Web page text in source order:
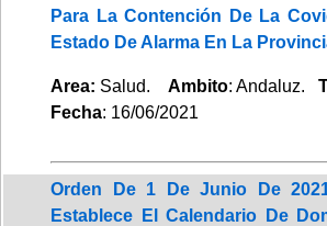
Para La Contención De La
Estado De Alarma En La
Area: Salud. Ambito: Andaluz.
Fecha: 16/06/2021
Orden De 1 De Junio De
Establece El Calendario De